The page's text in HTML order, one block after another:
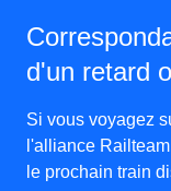
d'un retard
Si vous voyagez
l'alliance
le prochain train